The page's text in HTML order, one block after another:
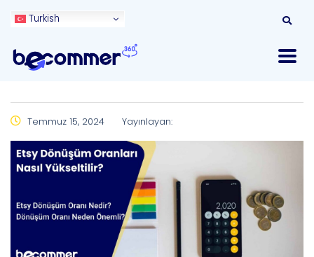
Turkish
Temmuz 15, 2024 Yayınlayan: